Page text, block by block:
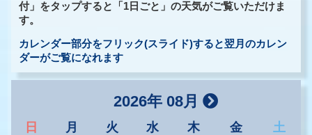
付」をタップすると「1日ごと」の天気がご覧いただけま
す。
カレンダー部分をフリック(スライド)すると翌月のカレン
ダーがご覧になれます
2026年 08月
日 月 火 水 木 金
土